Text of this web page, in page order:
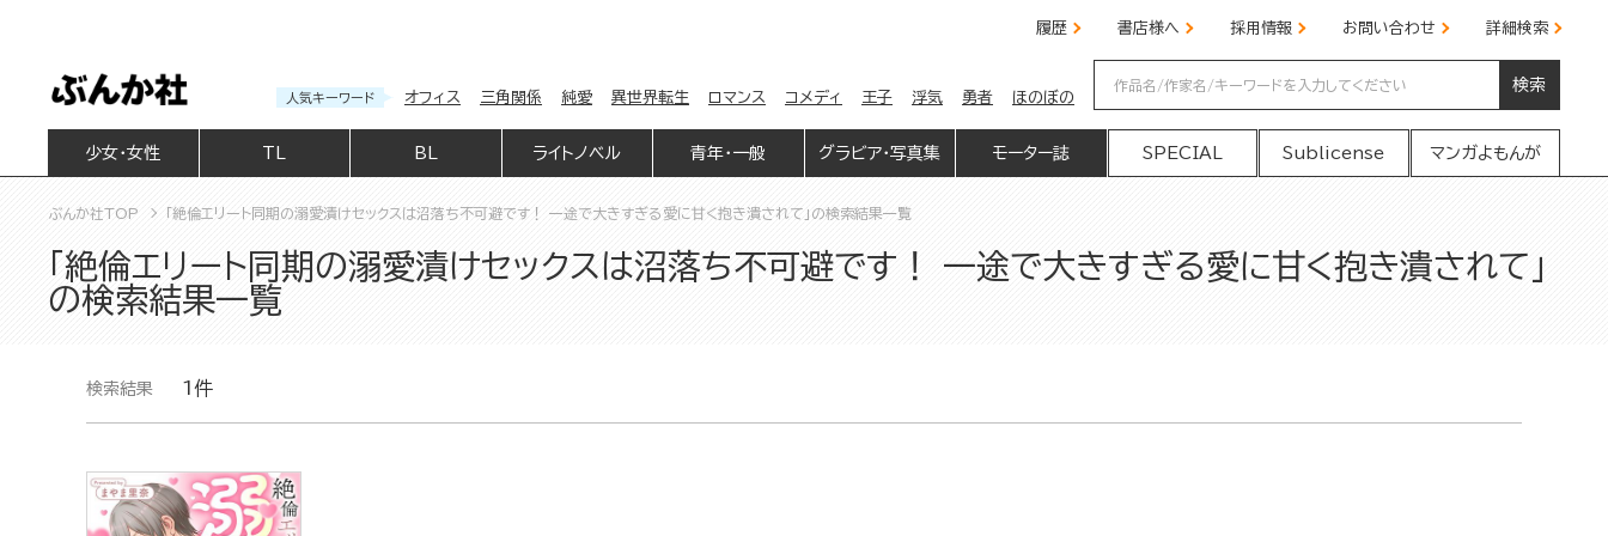
履歴 書店様へ 採用情報 お問い合わせ 詳細検索
人気キーワード オフィス 三角関係 純愛 異世界転生 ロマンス コメディ 王子 浮気 勇者 ほのぼの
検索
少女・女性 BL ライトノベル 青年・一般 グラビア・写真集 モーター誌 SPECIAL Sublicense マンガよもんが
ぶんか社TOP 「絶倫エリート同期の溺愛漬けセックスは沼落ち不可避です！ 一途で大きすぎる愛に甘く抱き潰されて」の検索結果一覧
「絶倫エリート同期の溺愛漬けセックスは沼落ち不可避です！ 一途で大きすぎる愛に甘く抱き潰されて」
の検索結果一覧
検索結果 1件